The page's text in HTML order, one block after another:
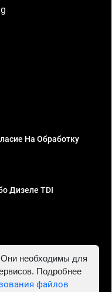
На Обработку
Дизеле TDI
781302555843,
необходимы для
Подробнее
файлов